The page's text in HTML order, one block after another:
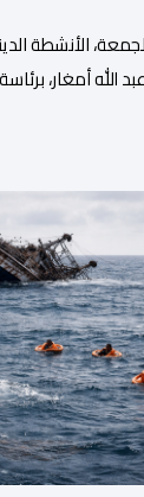
الأنشطة
أمغار،
وذلك بحضور
افتتاح
كلمات كل